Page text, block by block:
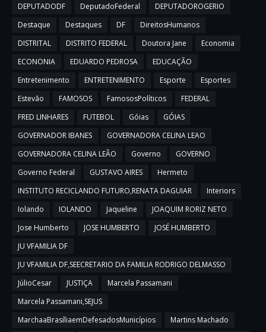
DEPUTADODF
DeputadoFederal
DEPUTADOROGERIO
Destaque
Destaques DF
DireitosHumanos
DISTRITAL
DISTRITO FEDERAL Doutora Jane
Economia
ECONONIA
EDUARDO PEDROSA
EDUCAÇÃO
Entretenimento
ENTRETENIMENTO Esporte
Esportes
Estevão
FAMOSOS FamososPolíticos
FEDERAL
FRED LINHARES
FUTEBOL Góias
GÓIAS
GOVERNADOR IBANES
GOVERNADORA CELINA LEAO
GOVERNADORA CELINA LEÃO
Governo
GOVERNO
Governo Federal
GUSTAVO AIRES
Hermeto
INSTITUTO RECICLANDO FUTURO,RENATA DAGUIAR
Interiors
Iolando
IOLANDO Jaqueline
JOAQUIM RORIZ NETO
Jose Humberto
JOSE HUMBERTO
JOSÉ HUMBERTO
JU VFAMILIA DF
JU VFAMILIA DF,SEECRETARIO DA FAMILIA RODRIGO DELMASSO
JúlioCesar
JUSTIÇA
Marcela Passamani
Marcela Passamani,SEJUS
MarchaaBrasíliaemDefesadosMunicípios
Martins Machado